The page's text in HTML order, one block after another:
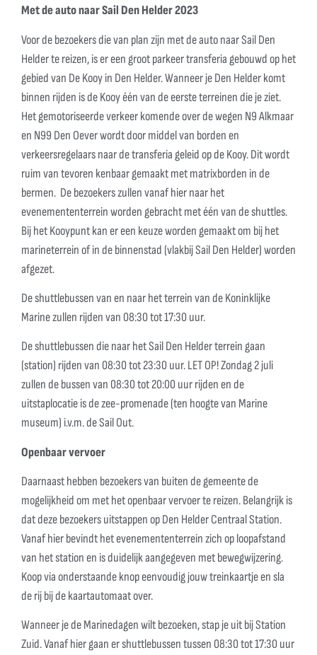
Met de auto naar Sail Den Helder 2023
Voor de bezoekers die van plan zijn met de auto naar Sail Den
Helder te reizen, is er een groot parkeer transferia gebouwd op het
gebied van De Kooy in Den Helder. Wanneer je Den Helder komt
binnen rijden is de Kooy één van de eerste terreinen die je ziet.
Het gemotoriseerde verkeer komende over de wegen N9 Alkmaar
en N99 Den Oever wordt door middel van borden en
verkeersregelaars naar de transferia geleid op de Kooy. Dit wordt
ruim van tevoren kenbaar gemaakt met matrixborden in de
bermen. De bezoekers zullen vanaf hier naar het
evenemententerrein worden gebracht met één van de shuttles.
Bij het Kooypunt kan er een keuze worden gemaakt om bij het
marineterrein of in de binnenstad (vlakbij Sail Den Helder) worden
afgezet.
De shuttlebussen van en naar het terrein van de Koninklijke
Marine zullen rijden van 08:30 tot 17:30 uur.
De shuttlebussen die naar het Sail Den Helder terrein gaan
(station) rijden van 08:30 tot 23:30 uur. LET OP! Zondag 2 juli
zullen de bussen van 08:30 tot 20:00 uur rijden en de
uitstaplocatie is de zee-promenade (ten hoogte van Marine
museum) i.v.m. de Sail Out.
Openbaar vervoer
Daarnaast hebben bezoekers van buiten de gemeente de
mogelijkheid om met het openbaar vervoer te reizen. Belangrijk is
dat deze bezoekers uitstappen op Den Helder Centraal Station.
Vanaf hier bevindt het evenemententerrein zich op loopafstand
van het station en is duidelijk aangegeven met bewegwijzering.
Koop via onderstaande knop eenvoudig jouw treinkaartje en sla
de rij bij de kaartautomaat over.
Wanneer je de Marinedagen wilt bezoeken, stap je uit bij Station
Zuid. Vanaf hier gaan er shuttlebussen tussen 08:30 tot 17:30 uur